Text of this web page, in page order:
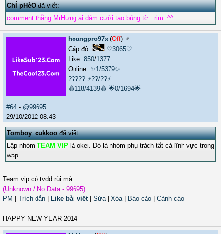
ChÍ pHèOđã viết:
comment thằng MrHưng ai dám cười tao búng tờ...rim..^^
hoangpro97x (Off) ♂️
Cấp độ:
♡3065♡
Like: 850/1377
Online: ✨1/5379✨
????? ⚡??/??⚡
🩸118/4139🩸 🌟0/1694🌟
#64 - @99695
29/10/2012 08:43
Tomboy_cukkoođã viết:
Lập nhóm TEAM VIP là okei. Đó là nhóm phụ trách tất cả lĩnh vực trong
wap
Team vip có tvdd rùi mà
(Unknown / No Data - 99695)
PM
Trích dẫn Like bài viết| Sửa| Xóa| Báo cáo
Cảnh cáo
HAPPY NEW YEAR 2014